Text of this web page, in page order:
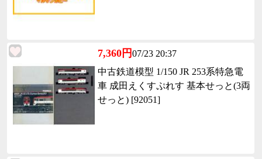
7,360円07/23 20:37
中古鉄道模型 1/150 JR 253系特急電
車 成田えくすぷれす 基本せっと(3両
せっと) [92051]